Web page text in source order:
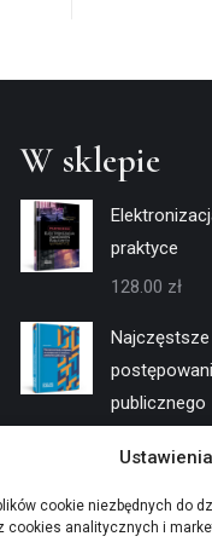
cookie niezbędnych do
cookies analitycznych i
W sklepie
praktyce
128.00 zł
Najczęstsze
publicznego
128.00 zł